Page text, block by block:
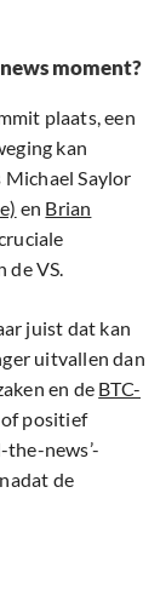
moment?
plaats, een
kan
Saylor
en Brian
de VS.
juist dat kan
uitvallen dan
en de BTC-
positief
the-news’-
de